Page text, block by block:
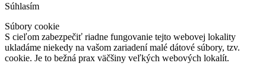
Súhlasím
Súbory cookie
S cieľom zabezpečiť riadne fungovanie tejto webovej lokality
ukladáme niekedy na vašom zariadení malé dátové súbory, tzv.
cookie. Je to bežná prax väčšiny veľkých webových lokalít.